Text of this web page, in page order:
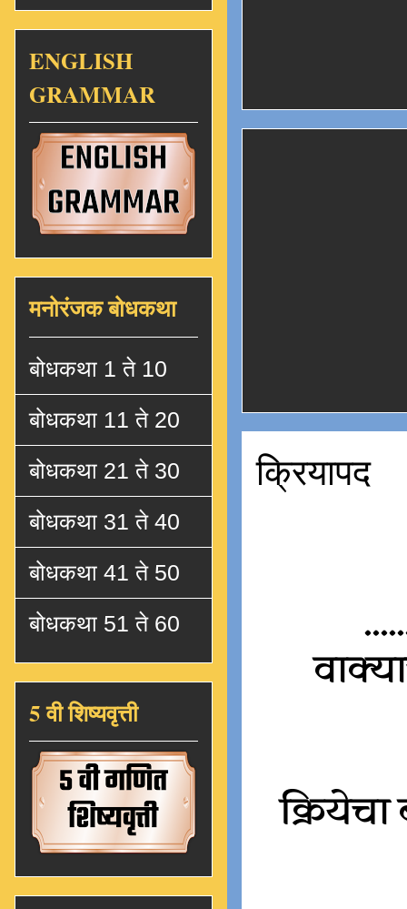
क्रियापद
ENGLISH
GRAMMAR
मनोरंजक बोधकथा
बोधकथा 1 ते 10
बोधकथा 11 ते 20
बोधकथा 21 ते 30
बोधकथा 31 ते 40
बोधकथा 41 ते 50
बोधकथा 51 ते 60
5 वी शिष्यवृत्ती